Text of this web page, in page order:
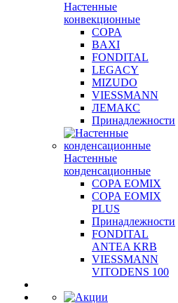
Настенные
конвекционные
COPA
BAXI
FONDITAL
LEGACY
MIZUDO
VIESSMANN
ЛЕМАКС
Принадлежности
Настенные
конденсационные
COPA EOMIX
COPA EOMIX
PLUS
Принадлежности
FONDITAL
ANTEA KRB
VIESSMANN
VITODENS 100